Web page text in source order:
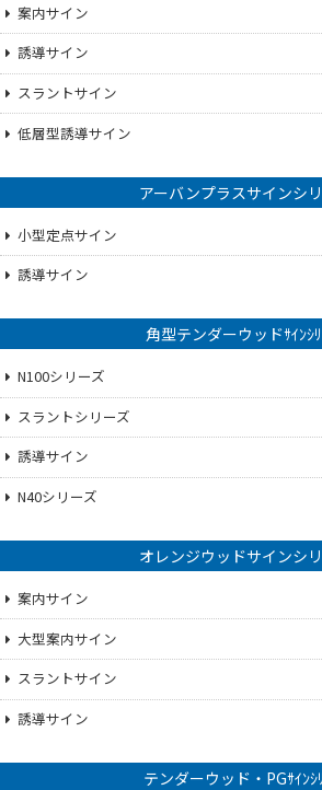
案内サイン
誘導サイン
スラントサイン
低層型誘導サイン
アーバンプラスサインシ
小型定点サイン
誘導サイン
角型テンダーウッドｻｲﾝｼﾘ
N100シリーズ
スラントシリーズ
誘導サイン
N40シリーズ
オレンジウッドサインシ
案内サイン
大型案内サイン
スラントサイン
誘導サイン
テンダーウッド・PGｻｲﾝｼ